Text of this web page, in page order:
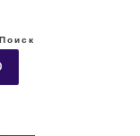
Поиск